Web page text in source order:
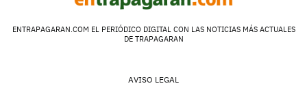
ENTRAPAGARAN.COM EL PERIÓDICO DIGITAL CON LAS NOTICIAS MÁS ACTUALES
DE TRAPAGARAN
AVISO LEGAL